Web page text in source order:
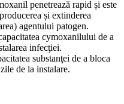
penetrează rapid și este
și extinderea
agentului patogen.
cymoxanilului de a
infecţiei.
substanţei de a bloca
de la instalare.